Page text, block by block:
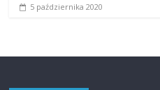
5 października 2020